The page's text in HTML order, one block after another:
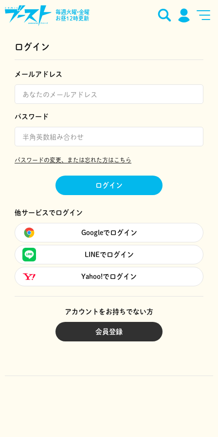
毎週火曜•金曜
お昼12時更新
ログイン
メールアドレス
パスワード
パスワードの変更、または忘れた方はこちら
ログイン
他サービスでログイン
Googleでログイン
LINEでログイン
Yahoo!でログイン
アカウントをお持ちでない方
会員登録